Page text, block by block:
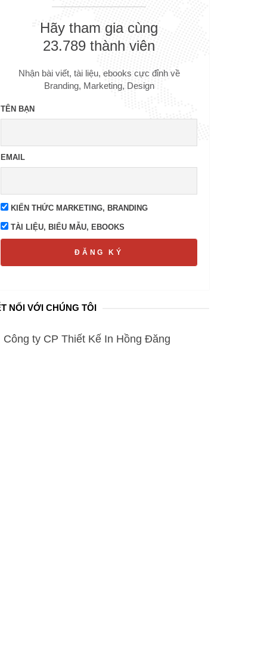
Hãy tham gia cùng
23.789 thành viên
Nhận bài viết, tài liệu, ebooks cực đỉnh về
Branding, Marketing, Design
TÊN BẠN
EMAIL
KIẾN THỨC MARKETING, BRANDING
TÀI LIỆU, BIỂU MẪU, EBOOKS
ĐĂNG KÝ
NỐI VỚI CHÚNG TÔI
Công ty CP Thiết Kế In Hồng Đăng